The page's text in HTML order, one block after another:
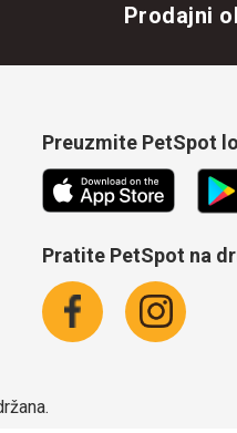
Prodajni
Preuzmite PetSpot
Pratite PetSpot na